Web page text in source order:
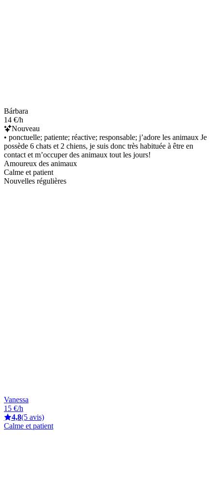
Bárbara
14 €/h
Nouveau
• ponctuelle; patiente; réactive; responsable; j’adore les animaux Je
possède 6 chats et 2 chiens, je suis donc très habituée à être en
contact et m’occuper des animaux tout les jours!
Amoureux des animaux
Calme et patient
Nouvelles régulières
Vanessa
15 €/h
4,8(5 avis)
Calme et patient